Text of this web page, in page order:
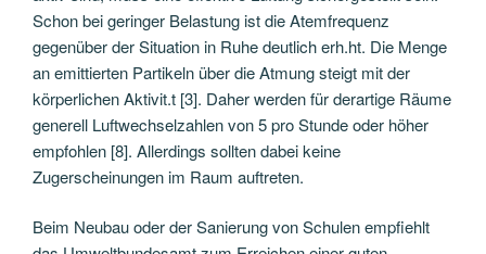
Schon bei geringer Belastung ist die Atemfrequenz
gegenüber der Situation in Ruhe deutlich erh.ht. Die Menge
an emittierten Partikeln über die Atmung steigt mit der
körperlichen Aktivit.t [3]. Daher werden für derartige Räume
generell Luftwechselzahlen von 5 pro Stunde oder höher
empfohlen [8]. Allerdings sollten dabei keine
Zugerscheinungen im Raum auftreten.
Beim Neubau oder der Sanierung von Schulen empfiehlt